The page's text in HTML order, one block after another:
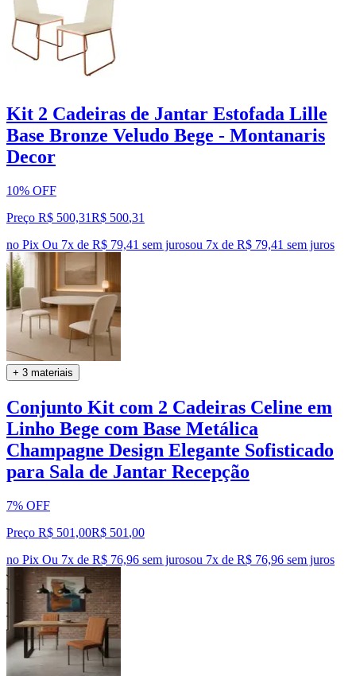
Kit 2 Cadeiras de Jantar Estofada Lille
Base Bronze Veludo Bege - Montanaris
Decor
10% OFF
Preço R$ 500,31R$ 500,31
no Pix Ou 7x de R$ 79,41 sem jurosou 7x de R$ 79,41 sem juros
+ 3 materiais
Conjunto Kit com 2 Cadeiras Celine em
Linho Bege com Base Metálica
Champagne Design Elegante Sofisticado
para Sala de Jantar Recepção
7% OFF
Preço R$ 501,00R$ 501 ,00
no Pix Ou 7x de R$ 76,96 sem jurosou 7x de R$ 76,96 sem juros